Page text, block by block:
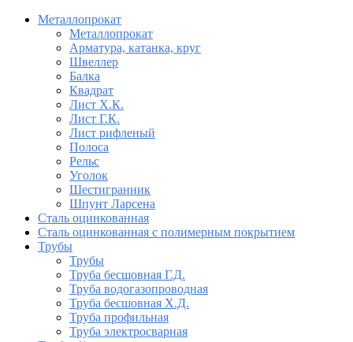
Металлопрокат
Металлопрокат
Арматура, катанка, круг
Швеллер
Балка
Квадрат
Лист Х.К.
Лист Г.К.
Лист рифленый
Полоса
Рельс
Уголок
Шестигранник
Шпунт Ларсена
Сталь оцинкованная
Сталь оцинкованная с полимерным покрытием
Трубы
Трубы
Труба бесшовная Г.Д.
Труба водогазопроводная
Труба бесшовная Х.Д.
Труба профильная
Труба электросварная